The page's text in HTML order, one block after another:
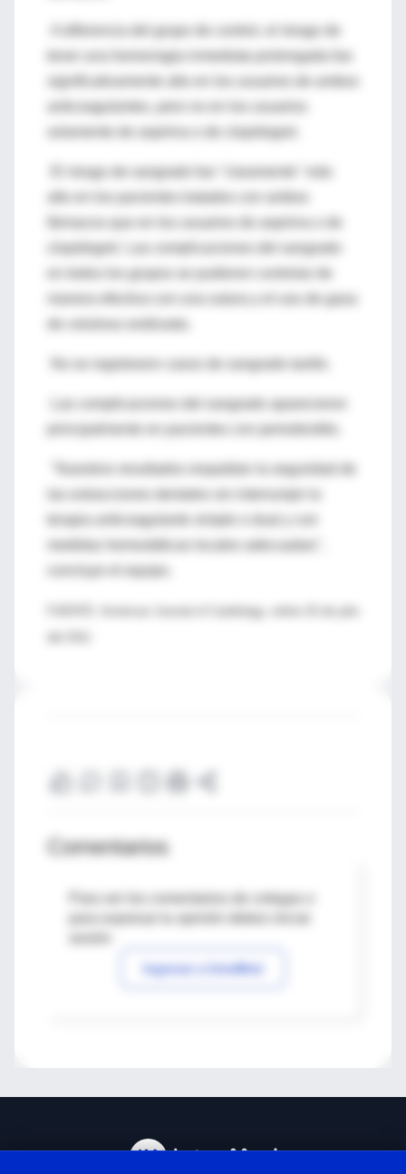
A diferencia del grupo de control, el riesgo de
tener una hemorragia inmediata prolongada fue
significativamente alto en los usuarios de ambos
anticoagulantes, pero no en los usuarios
solamente de aspirina o de clopidogrel.
El riesgo de sangrado fue "claramente" más
clopidogrel. Las complicaciones del sangrado
en todos los grupos se pudieron controlar de
manera efectiva con una sutura y el uso de gasa
No se registraron casos de sangrado tardío.
Las complicaciones del sangrado aparecieron
"Nuestros resultados respaldan la seguridad de
terapia anticoagulante simple o dual y con
concluye el equipo.
Comentarios
Para ver los comentarios de colegas o
Ingresar a IntraMed